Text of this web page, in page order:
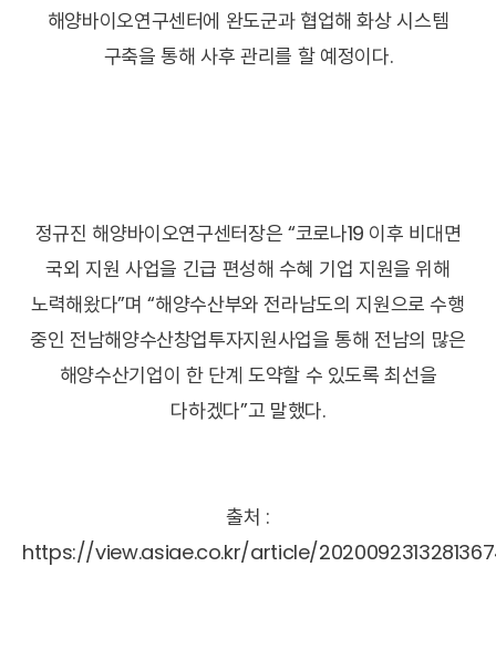
해양바이오연구센터에 완도군과 협업해 화상 시스템
구축을 통해 사후 관리를 할 예정이다.
정규진 해양바이오연구센터장은 “코로나19 이후 비대면
국외 지원 사업을 긴급 편성해 수혜 기업 지원을 위해
노력해왔다”며 “해양수산부와 전라남도의 지원으로 수행
중인 전남해양수산창업투자지원사업을 통해 전남의 많은
해양수산기업이 한 단계 도약할 수 있도록 최선을
다하겠다”고 말했다.
출처 :
https://view.asiae.co.kr/article/